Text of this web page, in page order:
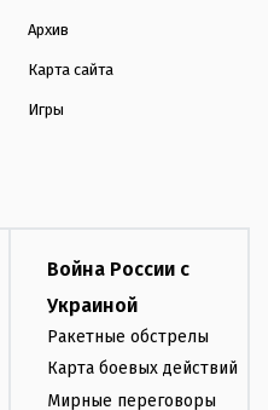
Архив
Карта сайта
Игры
Война России с
Украиной
Ракетные обстрелы
Карта боевых действий
Мирные переговоры